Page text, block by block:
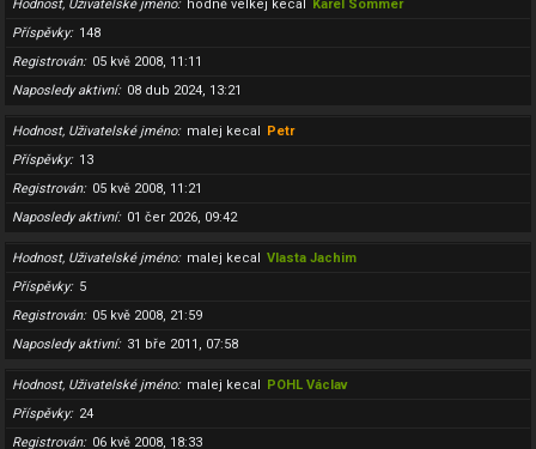
Hodnost, Uživatelské jméno hodně velkej kecal
Karel Sommer
Příspěvky
148
Registrován
05 kvě 2008, 11:11
Naposledy aktivní
08 dub 2024, 13:21
Hodnost, Uživatelské jméno malej kecal Petr
Příspěvky
13
Registrován
05 kvě 2008, 11:21
Naposledy aktivní
01 čer 2026, 09:42
Hodnost, Uživatelské jméno malej kecal Vlasta Jachim
Příspěvky
5
Registrován
05 kvě 2008, 21:59
Naposledy aktivní
31 bře 2011, 07:58
Hodnost, Uživatelské jméno malej kecal POHL Václav
Příspěvky
24
Registrován
06 kvě 2008, 18:33